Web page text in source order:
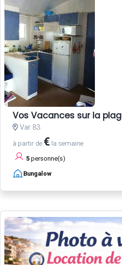
Vos Vacances sur la
Var 83
à partir de € la semaine
5 personne(s)
Bungalow